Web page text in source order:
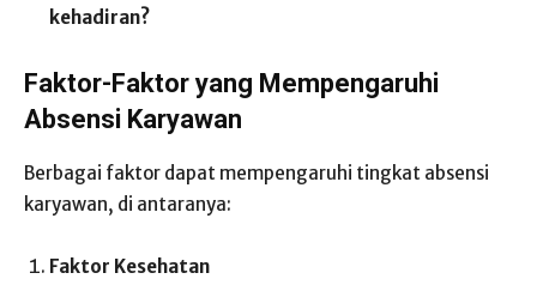
kehadiran?
Faktor-Faktor yang Mempengaruhi
Absensi Karyawan
Berbagai faktor dapat mempengaruhi tingkat absensi
karyawan, di antaranya:
Faktor Kesehatan